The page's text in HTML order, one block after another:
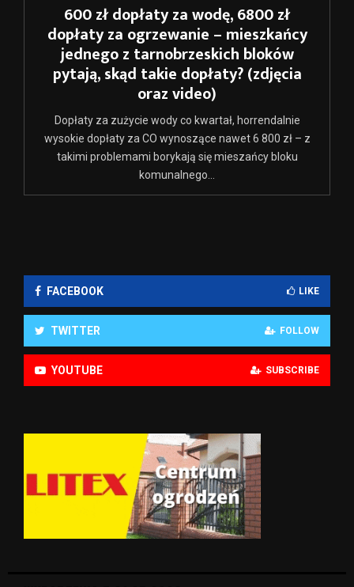
600 zł dopłaty za wodę, 6800 zł
dopłaty za ogrzewanie – mieszkańcy
jednego z tarnobrzeskich bloków
pytają, skąd takie dopłaty? (zdjęcia
oraz video)
Dopłaty za zużycie wody co kwartał, horrendalnie
wysokie dopłaty za CO wynoszące nawet 6 800 zł – z
takimi problemami borykają się mieszańcy bloku
komunalnego...
FACEBOOK LIKE
TWITTER FOLLOW
YOUTUBE SUBSCRIBE